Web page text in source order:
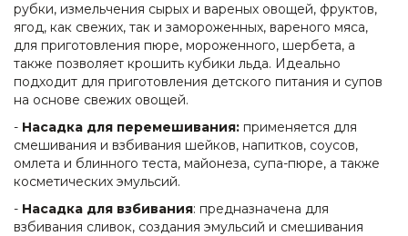
рубки, измельчения сырых и вареных овощей, фруктов,
ягод, как свежих, так и замороженных, вареного мяса,
для приготовления пюре, мороженного, шербета, а
также позволяет крошить кубики льда. Идеально
подходит для приготовления детского питания и супов
на основе свежих овощей.
- Насадка для перемешивания: применяется для
смешивания и взбивания шейков, напитков, соусов,
омлета и блинного теста, майонеза, супа-пюре, а также
косметических эмульсий.
- Насадка для взбивания: предназначена для
взбивания сливок, создания эмульсий и смешивания